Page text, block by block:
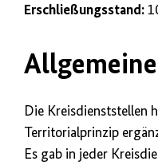
Erschließungsstand:
Die Kreisdienststellen
Territorialprinzip
Es gab in jeder